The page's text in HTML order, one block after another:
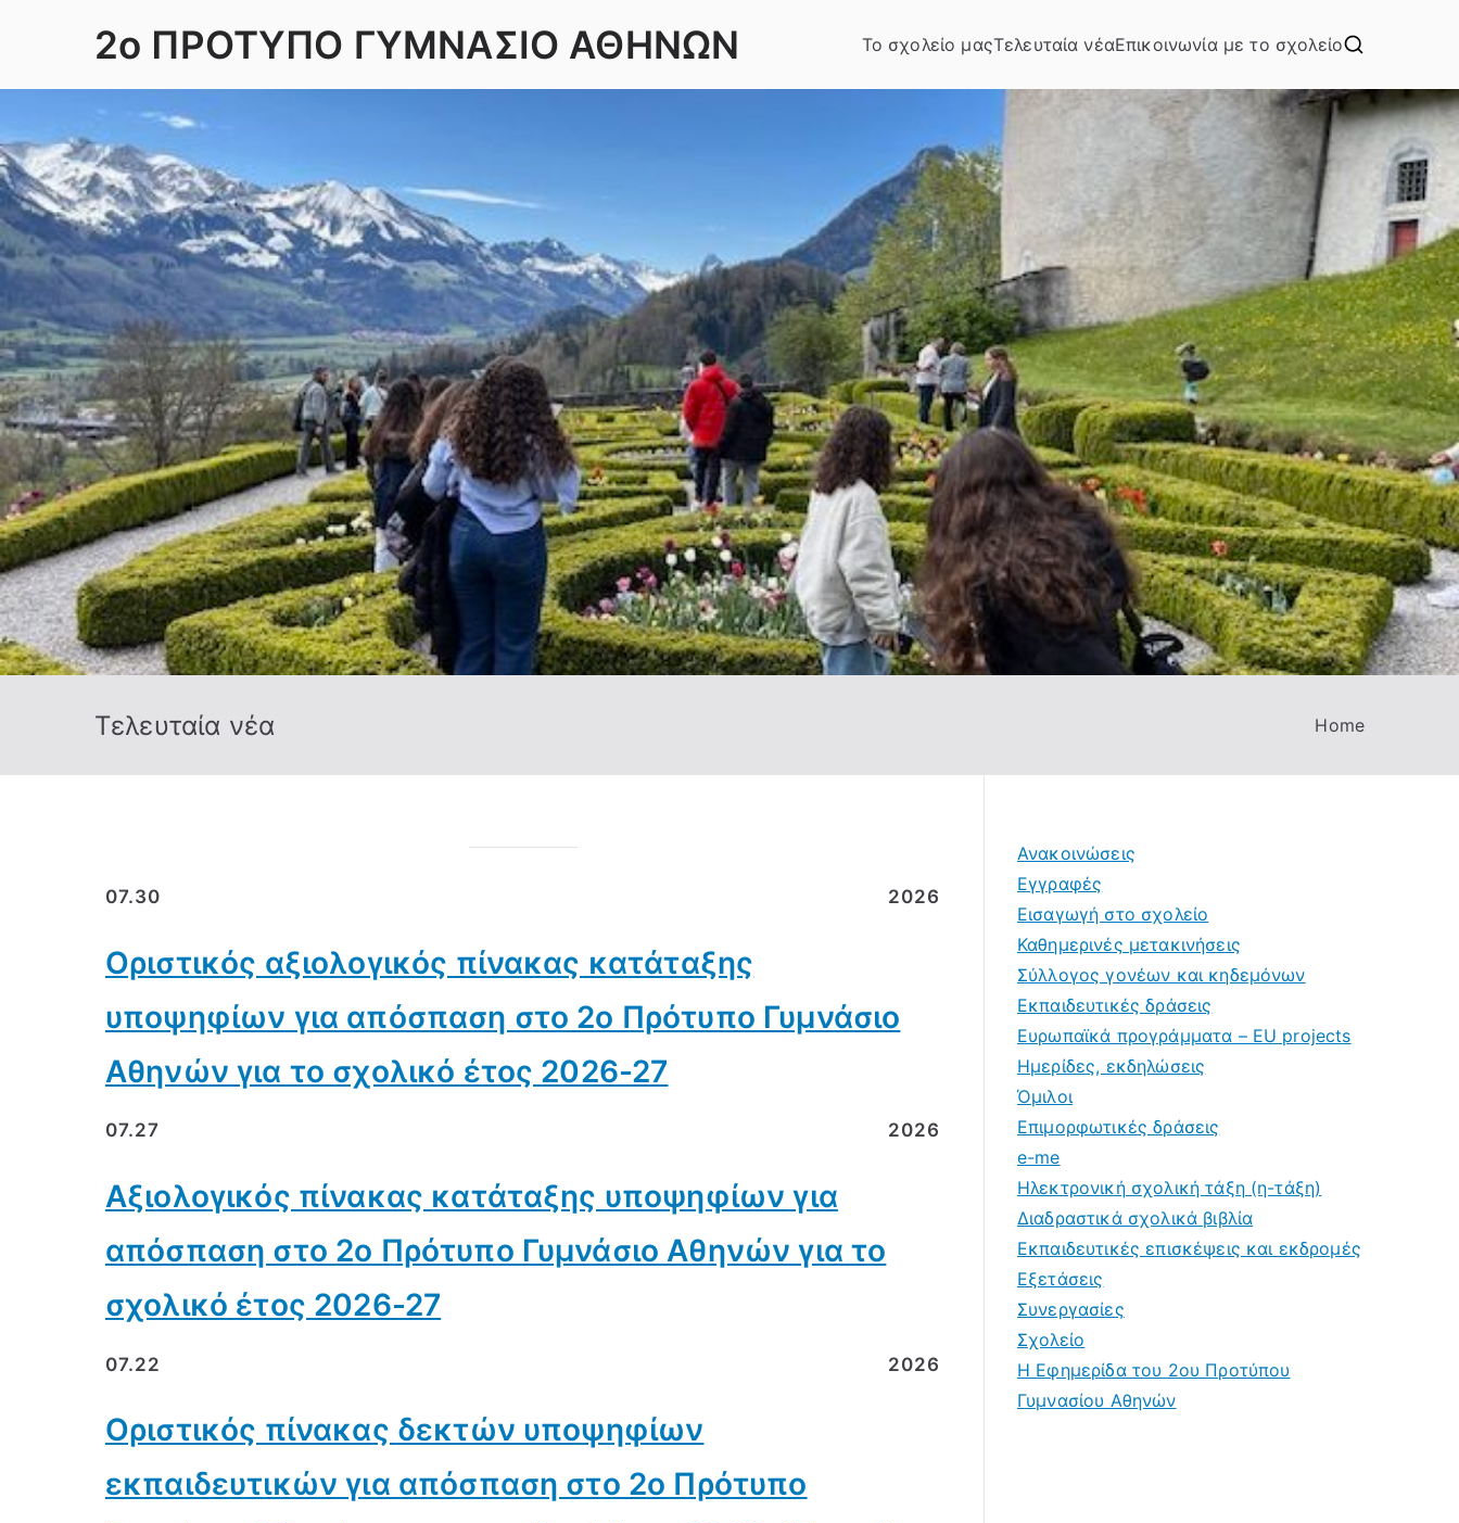
2ο ΠΡΟΤΥΠΟ ΓΥΜΝΑΣΙΟ ΑΘΗΝΩΝ Το σχολείο μαςΤελευταία νέαΕπικοινωνία με το σχολείο
Τελευταία νέα Home
07.30 2026
Οριστικός αξιολογικός πίνακας κατάταξης
υποψηφίων για απόσπαση στο 2ο Πρότυπο Γυμνάσιο
Αθηνών για το σχολικό έτος 2026-27
07.27 2026
Αξιολογικός πίνακας κατάταξης υποψηφίων για
απόσπαση στο 2ο Πρότυπο Γυμνάσιο Αθηνών για το
σχολικό έτος 2026-27
07.22 2026
Οριστικός πίνακας δεκτών υποψηφίων
εκπαιδευτικών για απόσπαση στο 2ο Πρότυπο
Ανακοινώσεις
Εγγραφές
Εισαγωγή στο σχολείο
Καθημερινές μετακινήσεις
Σύλλογος γονέων και κηδεμόνων
Εκπαιδευτικές δράσεις
Ευρωπαϊκά προγράμματα – EU projects
Ημερίδες, εκδηλώσεις
Όμιλοι
Επιμορφωτικές δράσεις
e-me
Ηλεκτρονική σχολική τάξη (η-τάξη)
Διαδραστικά σχολικά βιβλία
Εκπαιδευτικές επισκέψεις και εκδρομές
Εξετάσεις
Συνεργασίες
Σχολείο
Η Εφημερίδα του 2ου Προτύπου
Γυμνασίου Αθηνών